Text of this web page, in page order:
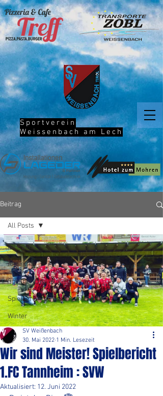
Sportverein
Weissenbach am Lech
Beitrag
All Posts
Aktuelles
Spielberichte aktuelle Saison
Spielberichte vergangene Saison
Winter
All Posts
Wir sind Meister! Spielbericht
1.FC Tannheim : SVW
SV Weißenbach
30. Mai 2022 1 Min. Lesezeit
Aktualisiert: 12. Juni 2022